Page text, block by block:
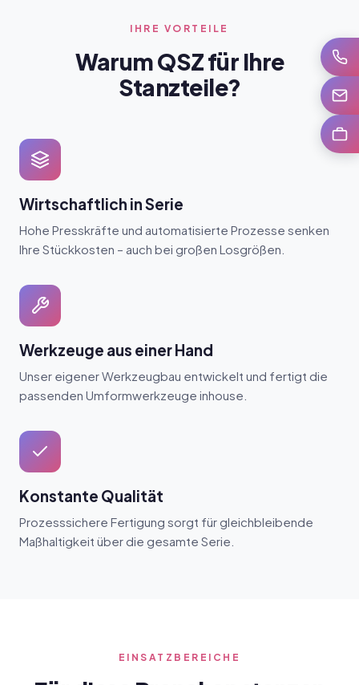
IHRE VORTEILE
Warum QSZ für Ihre
Stanzteile?
Wirtschaftlich in Serie
Hohe Presskräfte und automatisierte Prozesse senken
Ihre Stückkosten – auch bei großen Losgrößen.
Werkzeuge aus einer Hand
Unser eigener Werkzeugbau entwickelt und fertigt die
passenden Umformwerkzeuge inhouse.
Konstante Qualität
Prozesssichere Fertigung sorgt für gleichbleibende
Maßhaltigkeit über die gesamte Serie.
EINSATZBEREICHE
E-Mail